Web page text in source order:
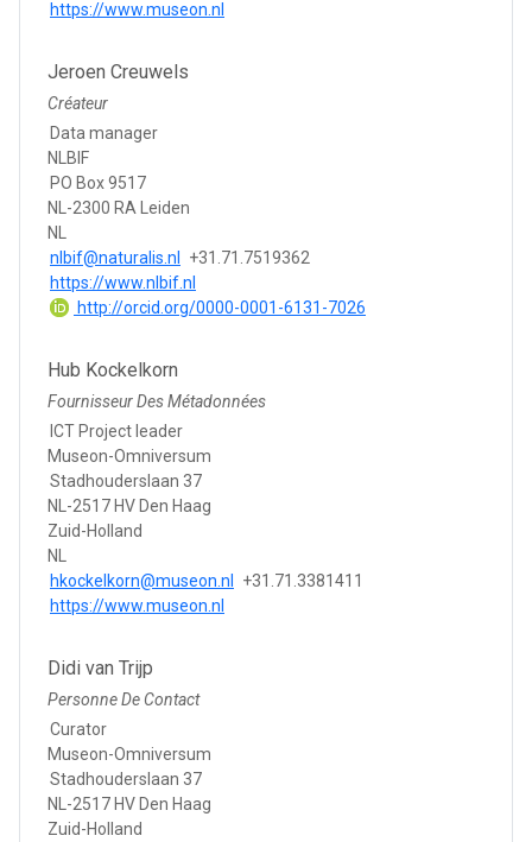
https://www.museon.nl
Jeroen Creuwels
Créateur
Data manager
NLBIF
PO Box 9517
NL-2300 RA Leiden
NL
nlbif@naturalis.nl
+31.71.7519362
https://www.nlbif.nl
http://orcid.org/0000-0001-6131-7026
Hub Kockelkorn
Fournisseur Des Métadonnées
ICT Project leader
Museon-Omniversum
Stadhouderslaan 37
NL-2517 HV Den Haag
Zuid-Holland
NL
hkockelkorn@museon.nl
+31.71.3381411
https://www.museon.nl
Didi van Trijp
Personne De Contact
Curator
Museon-Omniversum
Stadhouderslaan 37
NL-2517 HV Den Haag
Zuid-Holland